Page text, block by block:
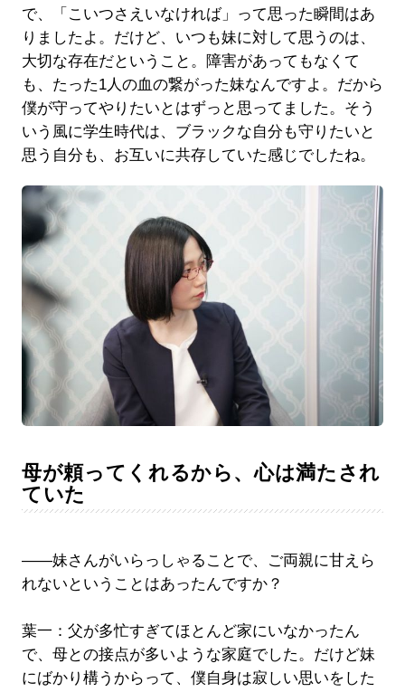
で、「こいつさえいなければ」って思った瞬間はあ
りましたよ。だけど、いつも妹に対して思うのは、
大切な存在だということ。障害があってもなくて
も、たった1人の血の繋がった妹なんですよ。だから
僕が守ってやりたいとはずっと思ってました。そう
いう風に学生時代は、ブラックな自分も守りたいと
思う自分も、お互いに共存していた感じでしたね。
母が頼ってくれるから、心は満たされ
ていた
――妹さんがいらっしゃることで、ご両親に甘えら
れないということはあったんですか？
葉一：父が多忙すぎてほとんど家にいなかったん
で、母との接点が多いような家庭でした。だけど妹
にばかり構うからって、僕自身は寂しい思いをした